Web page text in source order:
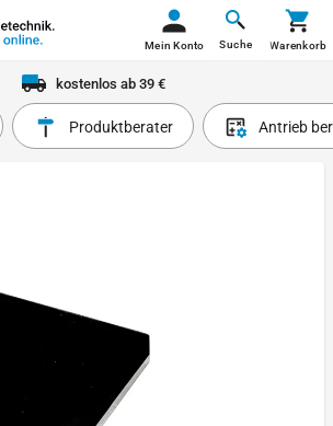
Suche
Mein Konto Warenkorb
kostenlos ab 39 €
Produktberater Antrieb